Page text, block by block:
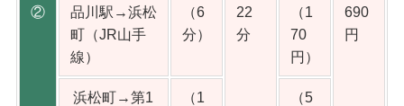
②
品川駅→浜松
町（JR山手
線）
（6
分）
22
分
（1
70
円）
690
円
浜松町→第1
（1
（5